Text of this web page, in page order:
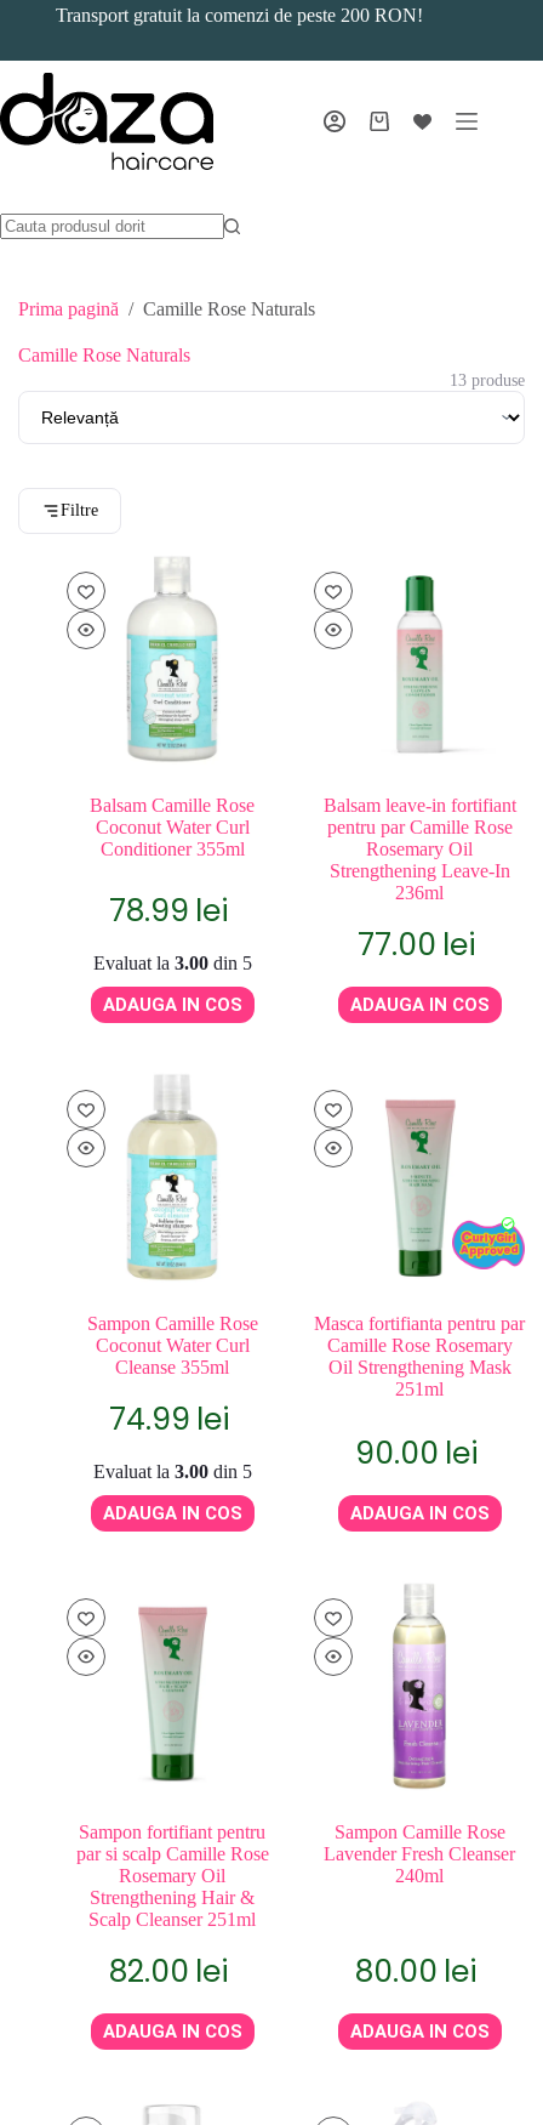
Transport gratuit la comenzi de peste 200 RON!
Coș
Prima pagină / Camille Rose Naturals
Camille Rose Naturals
13 produse
Filtre
Balsam Camille Rose
Coconut Water Curl
Conditioner 355ml
78.99 lei
Evaluat la 3.00din 5
ADAUGA IN COS
Balsam leave-in fortifiant
pentru par Camille Rose
Rosemary Oil
Strengthening Leave-In
236ml
77.00 lei
ADAUGA IN COS
Sampon Camille Rose
Coconut Water Curl
Cleanse 355ml
74.99 lei
Evaluat la 3.00din 5
ADAUGA IN COS
Masca fortifianta pentru par
Camille Rose Rosemary
Oil Strengthening Mask
251ml
90.00 lei
ADAUGA IN COS
Sampon fortifiant pentru
par si scalp Camille Rose
Rosemary Oil
Strengthening Hair &
Scalp Cleanser 251ml
82.00 lei
ADAUGA IN COS
Sampon Camille Rose
Lavender Fresh Cleanser
240ml
80.00 lei
ADAUGA IN COS